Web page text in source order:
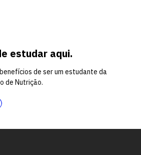
estudar aqui.
de ser um estudante da
de Nutrição.